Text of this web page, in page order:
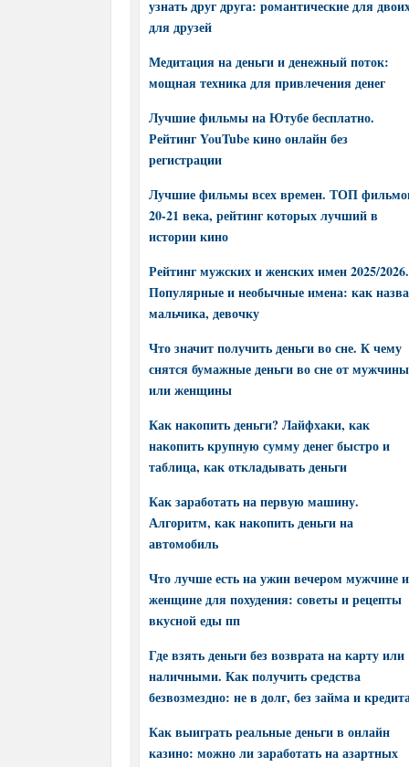
узнать друг друга: романтические для
для друзей
Медитация на деньги и денежный поток:
мощная техника для привлечения денег
Лучшие фильмы на Ютубе бесплатно.
Рейтинг YouTube кино онлайн без
регистрации
Лучшие фильмы всех времен. ТОП
20-21 века, рейтинг которых лучший в
истории кино
Рейтинг мужских и женских имен 2025/2026.
Популярные и необычные имена: как
мальчика, девочку
Что значит получить деньги во сне. К чему
снятся бумажные деньги во сне от мужчины
или женщины
Как накопить деньги? Лайфхаки, как
накопить крупную сумму денег быстро и
таблица, как откладывать деньги
Как заработать на первую машину.
Алгоритм, как накопить деньги на
автомобиль
Что лучше есть на ужин вечером мужчине и
женщине для похудения: советы и рецепты
вкусной еды пп
Где взять деньги без возврата на карту или
наличными. Как получить средства
безвозмездно: не в долг, без займа и
Как выиграть реальные деньги в онлайн
казино: можно ли заработать на азартных